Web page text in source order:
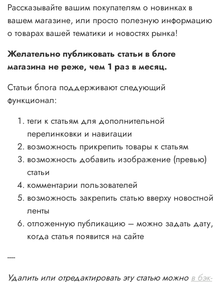
Рассказывайте вашим покупателям о новинках в
вашем магазине, или просто полезную информацию
о товарах вашей тематики и новостях рынка!
Желательно публиковать статьи в блоге
магазина не реже, чем 1 раз в месяц.
Статьи блога поддерживают следующий
функционал:
теги к статьям для дополнительной
перелинковки и навигации
возможность прикрепить товары к статьям
возможность добавить изображение (превью)
статьи
комментарии пользователей
возможность закрепить статью вверху новостной
ленты
отложенную публикацию – можно задать дату,
когда статья появится на сайте
----
Удалить или отредактировать эту статью можно в бэк-